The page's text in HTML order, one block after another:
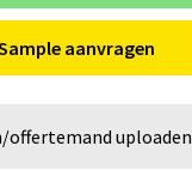
aanvragen
offertemand uploaden